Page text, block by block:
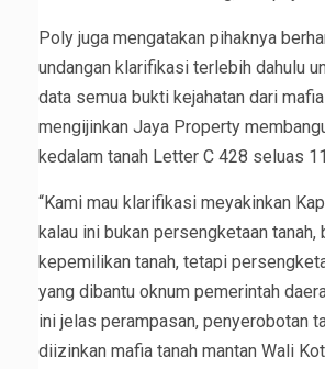
Poly juga mengatakan pihaknya
undangan klarifikasi terlebih dahulu
data semua bukti kejahatan dari
mengijinkan Jaya Property
kedalam tanah Letter C 428 seluas
“Kami mau klarifikasi meyakinkan
kalau ini bukan persengketaan tanah,
kepemilikan tanah, tetapi
yang dibantu oknum pemerintah
ini jelas perampasan, penyerobotan
diizinkan mafia tanah mantan Wali